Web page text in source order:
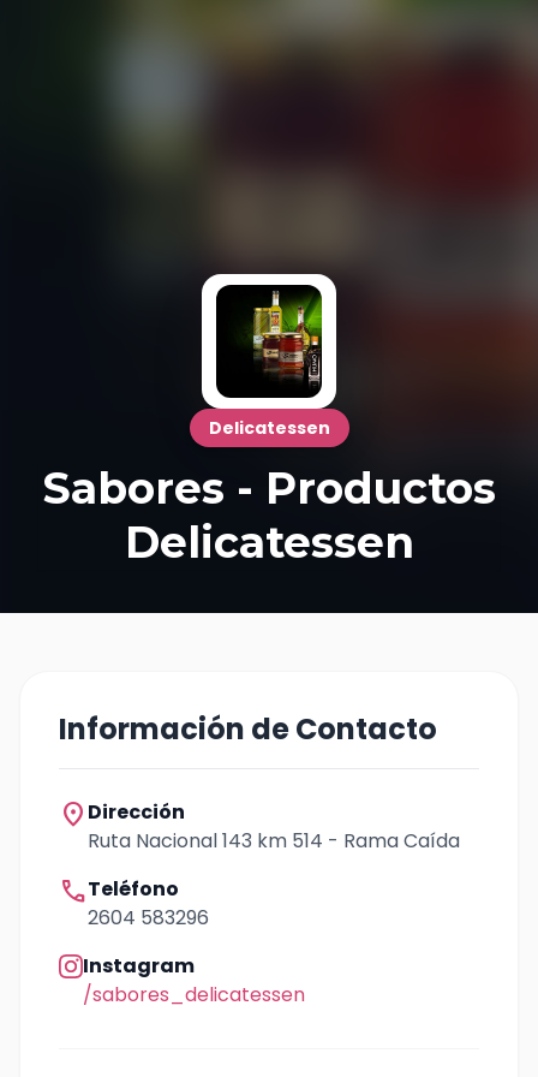
Delicatessen
Sabores - Productos
Delicatessen
Información de Contacto
location_on Dirección
Ruta Nacional 143 km 514 - Rama Caída
callTeléfono
2604 583296
Instagram
/sabores_delicatessen